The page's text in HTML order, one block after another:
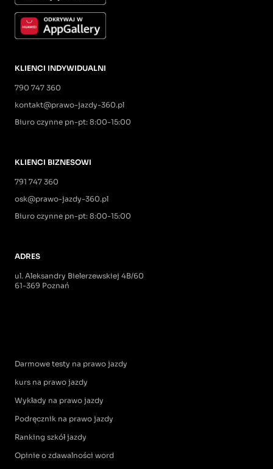
KLIENCI INDYWIDUALNI
790 747 360
kontakt@prawo-jazdy-360.pl
Biuro czynne pn-pt: 8:00-15:00
KLIENCI BIZNESOWI
791 747 360
osk@prawo-jazdy-360.pl
Biuro czynne pn-pt: 8:00-15:00
ADRES
ul. Aleksandry Bielerzewskiej 4B/60
61-369 Poznań
Darmowe testy na prawo jazdy
kurs na prawo jazdy
Wykłady na prawo jazdy
Podręcznik na prawo jazdy
Ranking szkół jazdy
Opinie o zdawalności word